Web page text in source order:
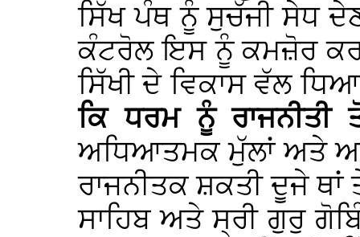
ਸਿੱਖ ਪੰਥ ਨੂੰ ਸੁਚੱਜੀ ਸੇਧ
ਕੰਟਰੋਲ ਇਸ ਨੂੰ ਕਮਜ਼ੋਰ
ਸਿੱਖੀ ਦੇ ਵਿਕਾਸ ਵੱਲ
ਕਿ ਧਰਮ ਨੂੰ ਰਾਜਨੀਤੀ
ਅਧਿਆਤਮਕ ਮੁੱਲਾਂ ਅਤੇ
ਰਾਜਨੀਤਕ ਸ਼ਕਤੀ ਦੂਜੇ
ਸਾਹਿਬ ਅਤੇ ਸ੍ਰੀ ਗੁਰੁ